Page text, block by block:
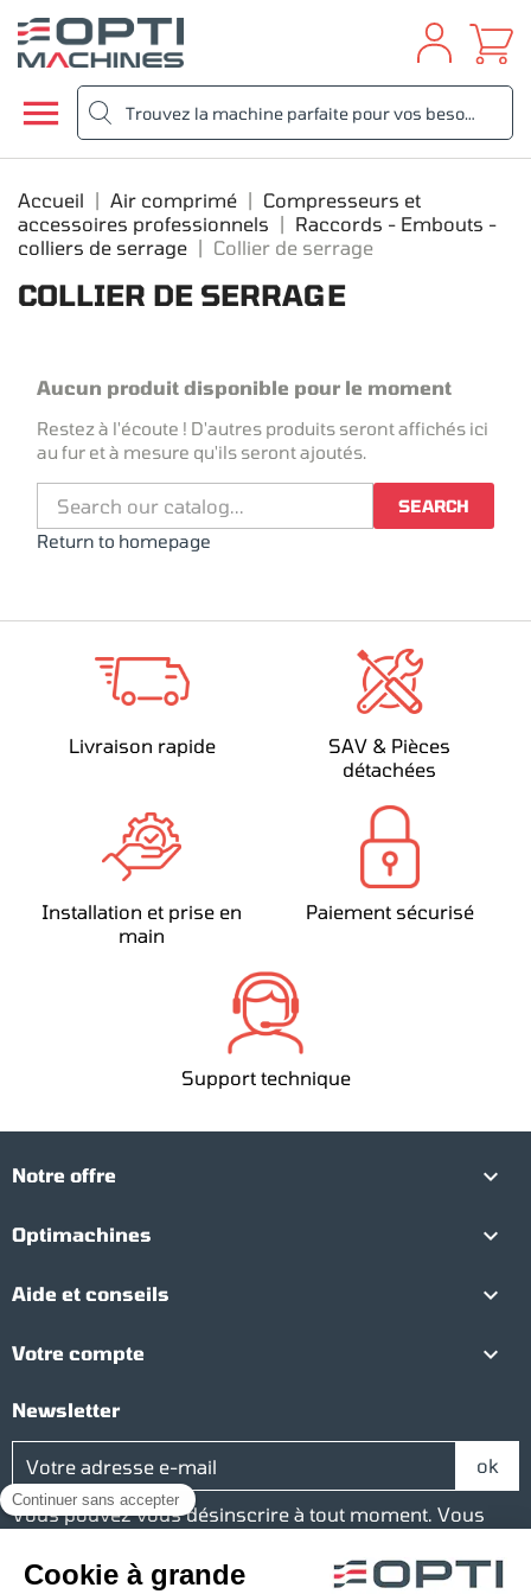

Accueil Air comprimé
Compresseurs et
accessoires professionnels
Raccords - Embouts -
colliers de serrage
Collier de serrage
COLLIER DE SERRAGE
Aucun produit disponible pour le moment
Restez à l'écoute ! D'autres produits seront affichés ici
au fur et à mesure qu'ils seront ajoutés.
SEARCH
Return to homepage
Livraison rapide
SAV & Pièces
détachées
Installation et prise en
main
Paiement sécurisé
Support technique
Notre offre 
Optimachines 
Aide et conseils 
Votre compte 
Newsletter
Vous pouvez vous désinscrire à tout moment. Vous
les conditions d'utilisation du site.